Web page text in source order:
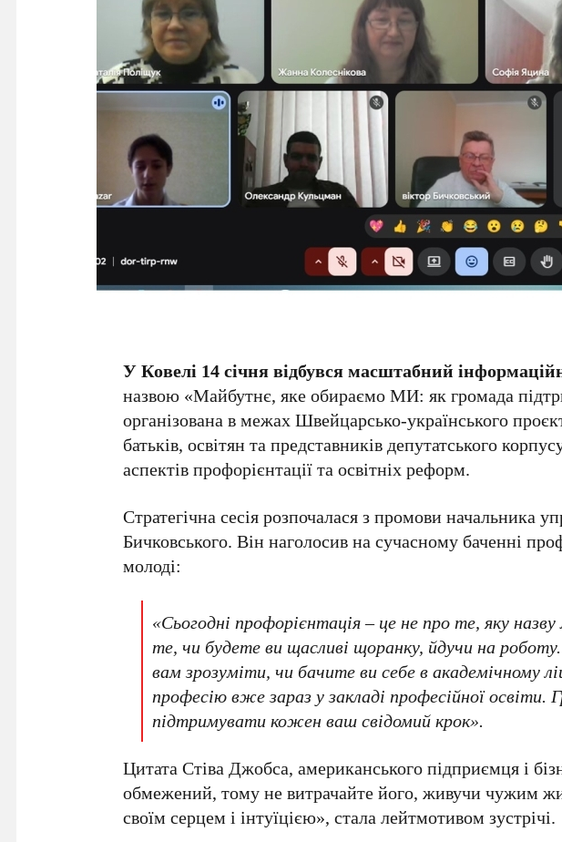
У Ковелі 14 січня відбувся масштабний
назвою «Майбутнє, яке обираємо МИ: як громада
організована в межах Швейцарсько-українського
батьків, освітян та представників депутатського
аспектів профорієнтації та освітніх реформ.
Стратегічна сесія розпочалася з промови начальника
Бичковського. Він наголосив на сучасному баченні
молоді:
«Сьогодні профорієнтація – це не про те, яку
те, чи будете ви щасливі щоранку, йдучи на
вам зрозуміти, чи бачите ви себе в академічному
професію вже зараз у закладі професійної освіти.
підтримувати кожен ваш свідомий крок».
Цитата Стіва Джобса, американського підприємця і
обмежений, тому не витрачайте його, живучи чужим
своїм серцем і інтуїцією», стала лейтмотивом зустрічі.